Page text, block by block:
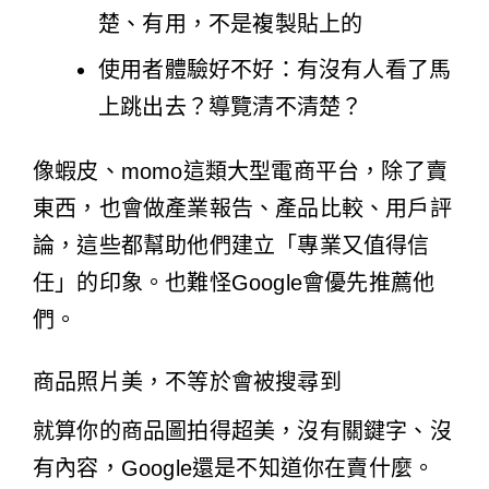
楚、有用，不是複製貼上的
使用者體驗好不好：有沒有人看了馬
上跳出去？導覽清不清楚？
像蝦皮、momo這類大型電商平台，除了賣
東西，也會做產業報告、產品比較、用戶評
論，這些都幫助他們建立「專業又值得信
任」的印象。也難怪Google會優先推薦他
們。
商品照片美，不等於會被搜尋到
就算你的商品圖拍得超美，沒有關鍵字、沒
有內容，Google還是不知道你在賣什麼。